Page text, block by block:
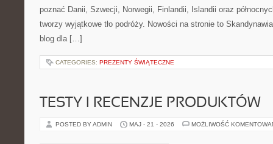
poznać Danii, Szwecji, Norwegii, Finlandii, Islandii oraz
tworzy wyjątkowe tło podróży. Nowości na stronie to
blog dla […]
CATEGORIES: PREZENTY ŚWIĄTECZNE
TESTY I RECENZJE PRODUKTÓW
POSTED BY ADMIN MAJ - 21 - 2026 MOŻLIWOŚĆ